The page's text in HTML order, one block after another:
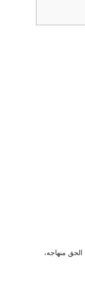
منهاجه،